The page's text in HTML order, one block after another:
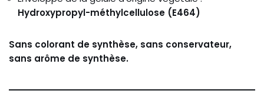
Hydroxypropyl-méthylcellulose (E464)
Sans colorant de synthèse, sans conservateur,
sans arôme de synthèse.